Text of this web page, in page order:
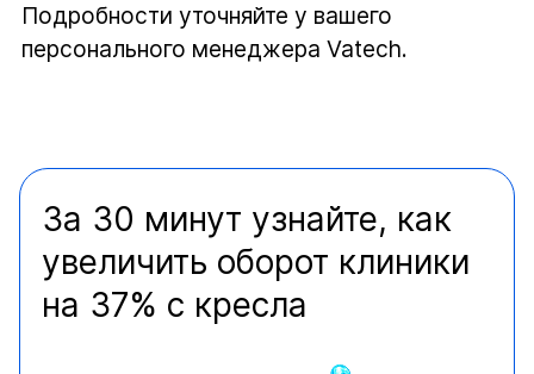
Подробности уточняйте у вашего
персонального менеджера Vatech.
За 30 минут узнайте, как
увеличить оборот клиники
на 37% с кресла